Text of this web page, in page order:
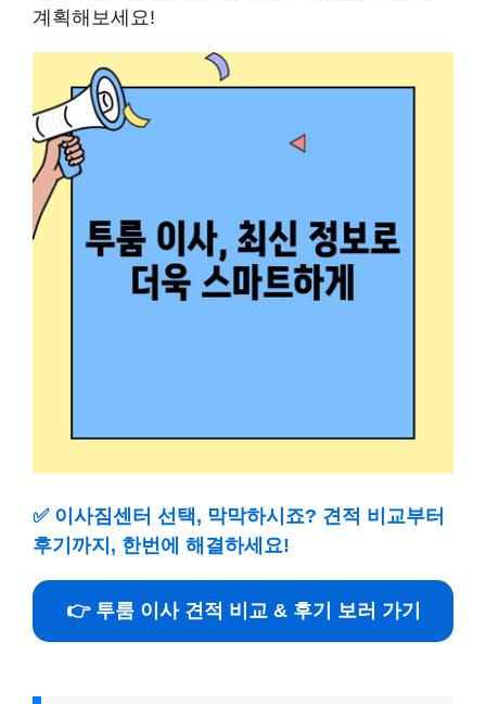
계획해보세요!
✅ 이사짐센터 선택, 막막하시죠? 견적 비교부터
후기까지, 한번에 해결하세요!
👉 투룸 이사 견적 비교 & 후기 보러 가기